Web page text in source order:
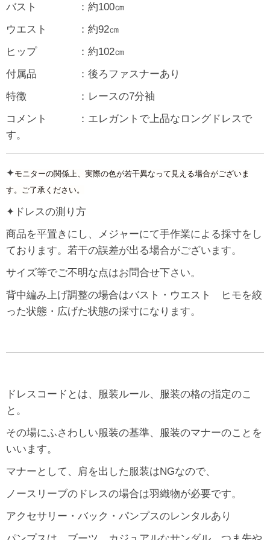
バスト ：約100㎝
ウエスト ：約92㎝
ヒップ ：約102㎝
付属品 ：後ろファスナーあり
特徴 ：レースの7分袖
コメント ：エレガントで上品なロングドレスで
す。
✦モニターの関係上、実際の色が若干異なって見える場合がございま
す。ご了承ください。
✦ドレスの測り方
商品を平置きにし、メジャーにて手作業による採寸をし
ております。若干の誤差が出る場合がございます。
サイズ等でご不明な点はお問合せ下さい。
背中編み上げ調整の場合はバスト・ウエスト ヒモを絞
った状態・広げた状態の採寸になります。
ドレスコードとは、服装ルール、服装の格の指定のこ
と。
その場にふさわしい服装の基準、服装のマナーのことを
いいます。
マナーとして、肩を出した服装はNGなので、
ノースリーブのドレスの場合は羽織物が必要です。
アクセサリー・バック・パンプスのレンタルあり